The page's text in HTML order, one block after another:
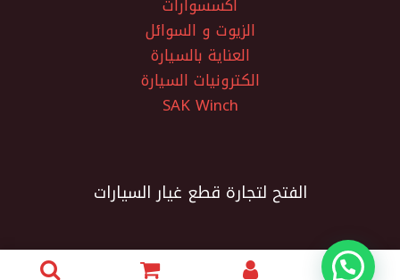
الزيوت و السوائل
العناية بالسيارة
الكترونيات السيارة
SAK Winch
الفتح لتجارة قطع غيار السيارات